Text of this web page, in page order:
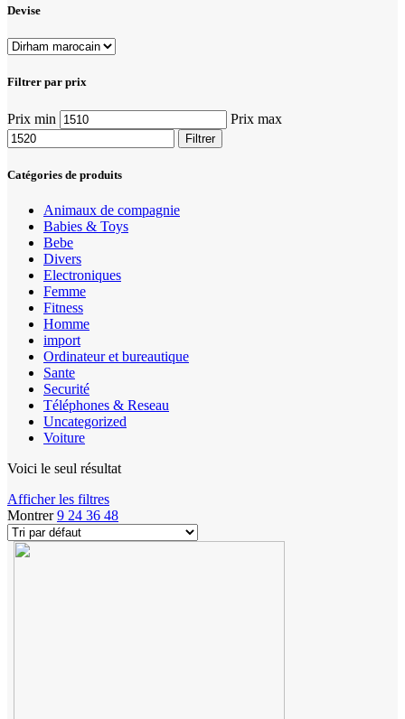
Devise
Filtrer par prix
Prix min Prix max
Filtrer
Catégories de produits
Animaux de compagnie
Babies & Toys
Bebe
Divers
Electroniques
Femme
Fitness
Homme
import
Ordinateur et bureautique
Sante
Securité
Téléphones & Reseau
Uncategorized
Voiture
Voici le seul résultat
Afficher les filtres
Montrer9 24 36 48